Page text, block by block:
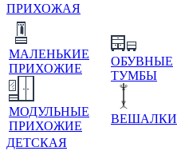
ПРИХОЖАЯ
МАЛЕНЬКИЕ
ПРИХОЖИЕ
МОДУЛЬНЫЕ
ПРИХОЖИЕ
ОБУВНЫЕ
ТУМБЫ
ВЕШАЛКИ
ДЕТСКАЯ